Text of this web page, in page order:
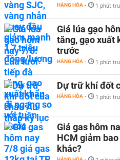
HÀNG HÓA - 1 phút
Giá lúa gạo
tăng, gạo xuất
trước
HÀNG HÓA - 1 phút
Dự trữ khí đốt
HÀNG HÓA - 1 phút
Giá gas hôm
HCM giảm
khác?